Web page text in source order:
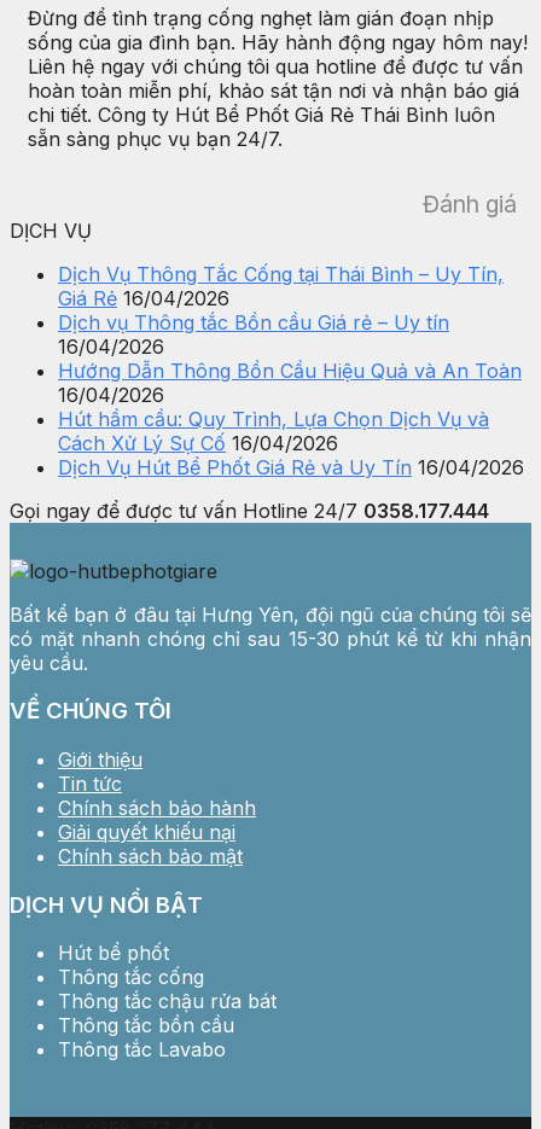
Đừng để tình trạng cống nghẹt làm gián đoạn nhịp
sống của gia đình bạn. Hãy hành động ngay hôm nay!
Liên hệ ngay với chúng tôi qua hotline để được tư vấn
hoàn toàn miễn phí, khảo sát tận nơi và nhận báo giá
chi tiết. Công ty Hút Bể Phốt Giá Rẻ Thái Bình luôn
sẵn sàng phục vụ bạn 24/7.
Đánh giá
DỊCH VỤ
Dịch Vụ Thông Tắc Cống tại Thái Bình – Uy Tín,
Giá Rẻ 16/04/2026
Dịch vụ Thông tắc Bồn cầu Giá rẻ – Uy tín
16/04/2026
Hướng Dẫn Thông Bồn Cầu Hiệu Quả và An Toàn
16/04/2026
Hút hầm cầu: Quy Trình, Lựa Chọn Dịch Vụ và
Cách Xử Lý Sự Cố 16/04/2026
Dịch Vụ Hút Bể Phốt Giá Rẻ và Uy Tín 16/04/2026
Gọi ngay để được tư vấn Hotline 24/7 0358.177.444
Bất kể bạn ở đâu tại Hưng Yên, đội ngũ của chúng tôi sẽ
có mặt nhanh chóng chỉ sau 15-30 phút kể từ khi nhận
yêu cầu.
VỀ CHÚNG TÔI
Giới thiệu
Tin tức
Chính sách bảo hành
Giải quyết khiếu nại
Chính sách bảo mật
DỊCH VỤ NỔI BẬT
Hút bể phốt
Thông tắc cống
Thông tắc chậu rửa bát
Thông tắc bồn cầu
Thông tắc Lavabo